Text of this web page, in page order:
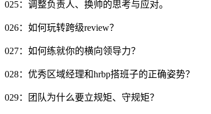
025：调整负责人、换帅的思考与应对。
026：如何玩转跨级review？
027：如何练就你的横向领导力？
028：优秀区域经理和hrbp搭班子的正确姿势？
029：团队为什么要立规矩、守规矩？